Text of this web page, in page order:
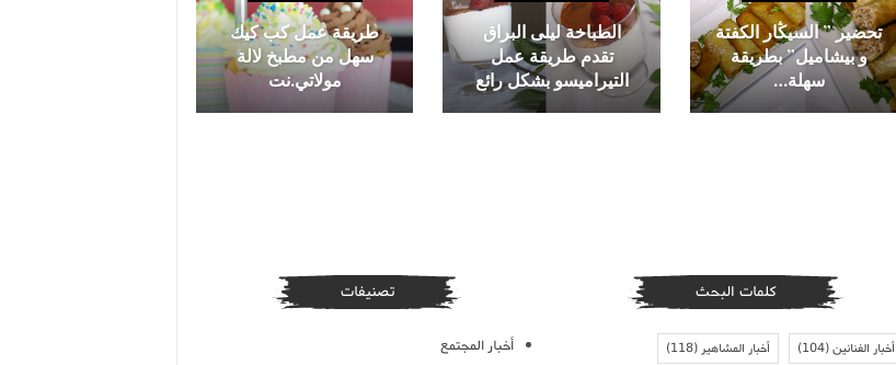
تحضير ” السيڭار الكفتة
و بيشاميل” بطريقة
سهلة…
الطباخة ليلى البراق
تقدم طريقة عمل
التيراميسو بشكل رائع
طريقة عمل كب كيك
سهل من مطبخ لالة
مولاتي.نت
كلمات البحث
أخبار الفنانين(104) أخبار المشاهير(118)
تصنيفات
أخبار المجتمع